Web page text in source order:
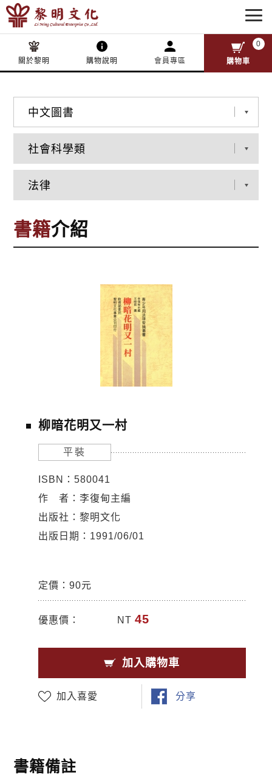
關於黎明 購物說明 會員專區
0
購物車
書籍介紹
柳暗花明又一村
平裝
ISBN：580041
作 者：李復甸主編
出版社：黎明文化
出版日期：1991/06/01
定價：90元
優惠價： NT 45
加入購物車
加入喜愛 分享
書籍備註